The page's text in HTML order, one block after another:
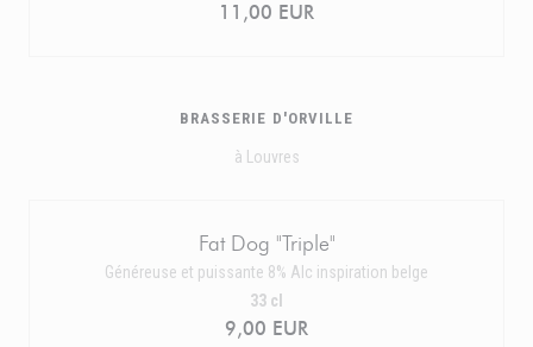
11,00 EUR
BRASSERIE D'ORVILLE
à Louvres
Fat Dog "Triple"
Généreuse et puissante 8% Alc inspiration belge
9,00 EUR
33 cl